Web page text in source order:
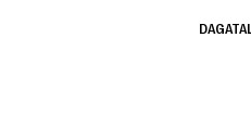
DAGATAL